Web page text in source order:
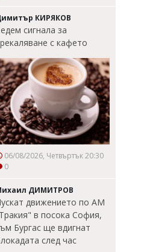
КИРЯКОВ
сигнала за
с кафето
06/08/2026, Четвъртък 20:30
0
ДИМИТРОВ
движението по АМ
в посока София,
Бургас ще вдигнат
след час